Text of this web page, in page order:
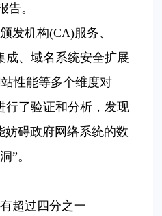
告。
发机构(CA)服务、
成、域名系统安全扩展
站性能等多个维度对
行了验证和分析，发现
妨碍政府网络系统的数
”。
超过四分之一